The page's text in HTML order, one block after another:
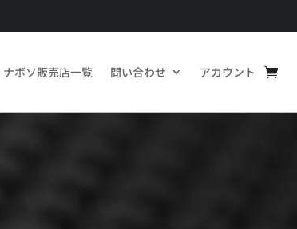
ナボソ販売店一覧 問い合わせ アカウント